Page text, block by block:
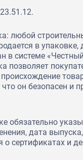
любой
в
в системе
позволяет
он безопасен и
обязательно
дата
о сертификатах и